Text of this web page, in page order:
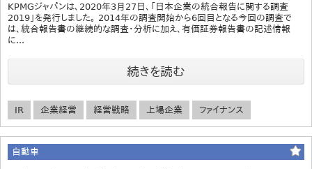
KPMGジャパンは、2020年3月27日、「日本企業の統合報告に関する調査
2019」を発行しました。 2014年の調査開始から6回目となる今回の調査で
は、統合報告書の継続的な調査・分析に加え、有価証券報告書の記述情報
に...
続きを読む
IR 企業経営 経営戦略 上場企業 ファイナンス
自動車